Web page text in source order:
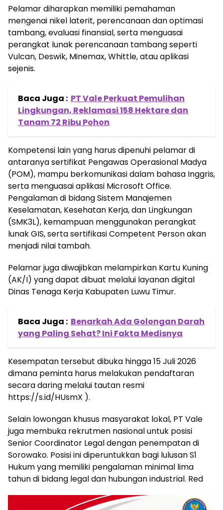
Pelamar diharapkan memiliki pemahaman
mengenai nikel laterit, perencanaan dan optimasi
tambang, evaluasi finansial, serta menguasai
perangkat lunak perencanaan tambang seperti
Vulcan, Deswik, Minemax, Whittle, atau aplikasi
sejenis.
Baca Juga : PT Vale Perkuat Pemulihan
Lingkungan, Reklamasi 158 Hektare dan
Tanam 72 Ribu Pohon
Kompetensi lain yang harus dipenuhi pelamar di
antaranya sertifikat Pengawas Operasional Madya
(POM), mampu berkomunikasi dalam bahasa Inggris,
serta menguasai aplikasi Microsoft Office.
Pengalaman di bidang Sistem Manajemen
Keselamatan, Kesehatan Kerja, dan Lingkungan
(SMK3L), kemampuan menggunakan perangkat
lunak GIS, serta sertifikasi Competent Person akan
menjadi nilai tambah.
Pelamar juga diwajibkan melampirkan Kartu Kuning
(AK/I) yang dapat dibuat melalui layanan digital
Dinas Tenaga Kerja Kabupaten Luwu Timur.
Baca Juga : Benarkah Ada Golongan Darah
yang Paling Sehat? Ini Fakta Medisnya
Kesempatan tersebut dibuka hingga 15 Juli 2026
dimana peminta harus melakukan pendaftaran
secara daring melalui tautan resmi
https://s.id/HUsmX ).
Selain lowongan khusus masyarakat lokal, PT Vale
juga membuka rekrutmen nasional untuk posisi
Senior Coordinator Legal dengan penempatan di
Sorowako. Posisi ini diperuntukkan bagi lulusan S1
Hukum yang memiliki pengalaman minimal lima
tahun di bidang legal dan hubungan industrial. Red